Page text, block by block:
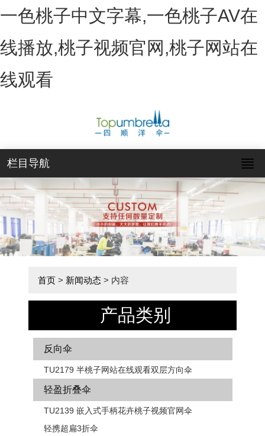
一色桃子中文字幕,一色桃子AV在
线播放,桃子视频官网,桃子网站在
线观看
栏目导航
首页 > 新闻动态 > 内容
产品类别
反向伞
TU2179 半桃子网站在线观看双层方向伞
轻盈折叠伞
TU2139 嵌入式手柄花卉​​桃子视频官网伞
轻携超扁3折伞